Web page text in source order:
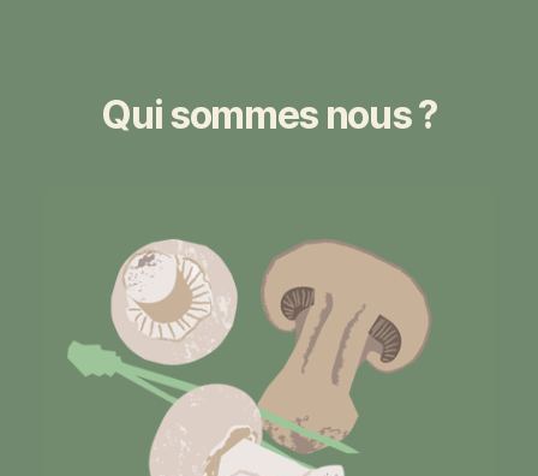
Qui sommes nous ?